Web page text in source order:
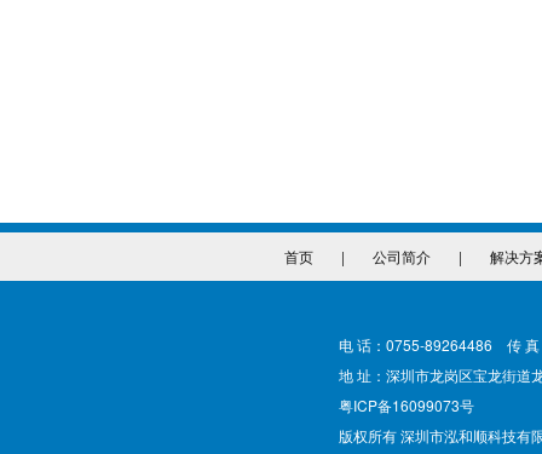
首页 | 公司简介 | 解决方
电 话：0755-89264486 传
地 址：深圳市龙岗区宝龙街道
粤ICP备16099073号
版权所有 深圳市泓和顺科技有